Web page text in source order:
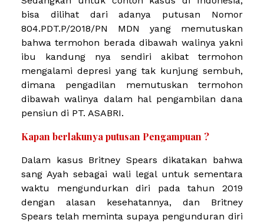
bisa dilihat dari adanya putusan Nomor
804.PDT.P/2018/PN MDN yang memutuskan
bahwa termohon berada dibawah walinya yakni
ibu kandung nya sendiri akibat termohon
mengalami depresi yang tak kunjung sembuh,
dimana pengadilan memutuskan termohon
dibawah walinya dalam hal pengambilan dana
pensiun di PT. ASABRI.
Kapan berlakunya putusan Pengampuan ?
Dalam kasus Britney Spears dikatakan bahwa
sang Ayah sebagai wali legal untuk sementara
waktu mengundurkan diri pada tahun 2019
dengan alasan kesehatannya, dan Britney
Spears telah meminta supaya pengunduran diri